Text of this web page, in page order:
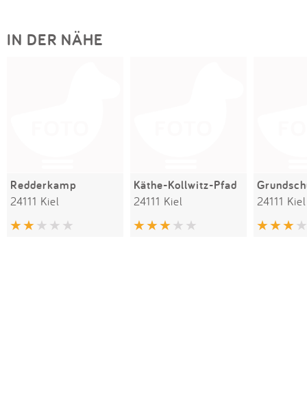
IN DER NÄHE
Redderkamp
24111 Kiel
Käthe-Kollwitz-Pfad
24111 Kiel 24111 Kiel